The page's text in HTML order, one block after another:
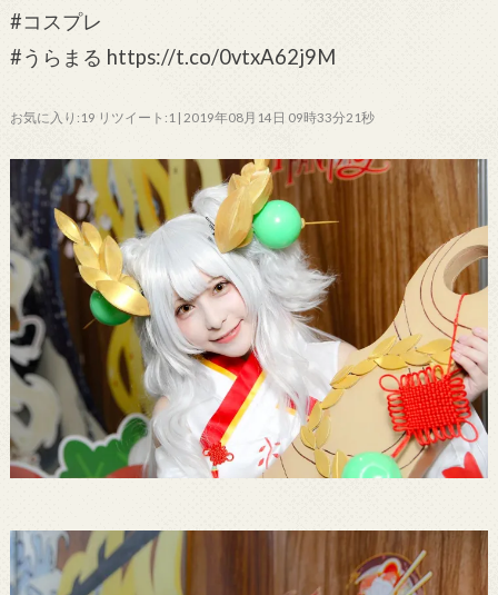
#コスプレ
#うらまる https://t.co/0vtxA62j9M
お気に入り:19 リツイート:1 | 2019年08月14日 09時33分21秒